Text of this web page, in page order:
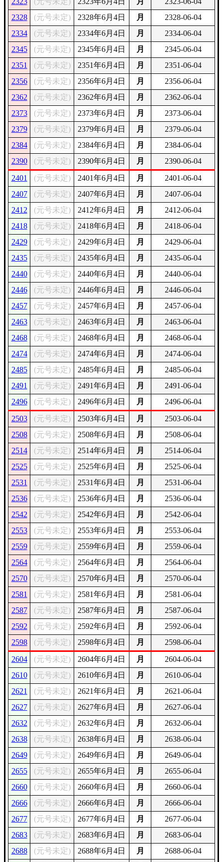
2328
(元号未定) 2328年6月4日 月
2328-06-04
2334
(元号未定) 2334年6月4日 月
2334-06-04
2345
(元号未定) 2345年6月4日 月
2345-06-04
2351
(元号未定) 2351年6月4日 月
2351-06-04
2356
(元号未定) 2356年6月4日 月
2356-06-04
2362
(元号未定) 2362年6月4日 月
2362-06-04
2373
(元号未定) 2373年6月4日 月
2373-06-04
2379
(元号未定) 2379年6月4日 月
2379-06-04
2384
(元号未定) 2384年6月4日 月
2384-06-04
2390
(元号未定) 2390年6月4日 月
2390-06-04
2401
(元号未定) 2401年6月4日 月
2401-06-04
2407
(元号未定) 2407年6月4日 月
2407-06-04
2412
(元号未定) 2412年6月4日 月
2412-06-04
2418
(元号未定) 2418年6月4日 月
2418-06-04
2429
(元号未定) 2429年6月4日 月
2429-06-04
2435
(元号未定) 2435年6月4日 月
2435-06-04
2440
(元号未定) 2440年6月4日 月
2440-06-04
2446
(元号未定) 2446年6月4日 月
2446-06-04
2457
(元号未定) 2457年6月4日 月
2457-06-04
2463
(元号未定) 2463年6月4日 月
2463-06-04
2468
(元号未定) 2468年6月4日 月
2468-06-04
2474
(元号未定) 2474年6月4日 月
2474-06-04
2485
(元号未定) 2485年6月4日 月
2485-06-04
2491
(元号未定) 2491年6月4日 月
2491-06-04
2496
(元号未定) 2496年6月4日 月
2496-06-04
2503
(元号未定) 2503年6月4日 月
2503-06-04
2508
(元号未定) 2508年6月4日 月
2508-06-04
2514
(元号未定) 2514年6月4日 月
2514-06-04
2525
(元号未定) 2525年6月4日 月
2525-06-04
2531
(元号未定) 2531年6月4日 月
2531-06-04
2536
(元号未定) 2536年6月4日 月
2536-06-04
2542
(元号未定) 2542年6月4日 月
2542-06-04
2553
(元号未定) 2553年6月4日 月
2553-06-04
2559
(元号未定) 2559年6月4日 月
2559-06-04
2564
(元号未定) 2564年6月4日 月
2564-06-04
2570
(元号未定) 2570年6月4日 月
2570-06-04
2581
(元号未定) 2581年6月4日 月
2581-06-04
2587
(元号未定) 2587年6月4日 月
2587-06-04
2592
(元号未定) 2592年6月4日 月
2592-06-04
2598
(元号未定) 2598年6月4日 月
2598-06-04
2604
(元号未定) 2604年6月4日 月
2604-06-04
2610
(元号未定) 2610年6月4日 月
2610-06-04
2621
(元号未定) 2621年6月4日 月
2621-06-04
2627
(元号未定) 2627年6月4日 月
2627-06-04
2632
(元号未定) 2632年6月4日 月
2632-06-04
2638
(元号未定) 2638年6月4日 月
2638-06-04
2649
(元号未定) 2649年6月4日 月
2649-06-04
2655
(元号未定) 2655年6月4日 月
2655-06-04
2660
(元号未定) 2660年6月4日 月
2660-06-04
2666
(元号未定) 2666年6月4日 月
2666-06-04
2677
(元号未定) 2677年6月4日 月
2677-06-04
2683
(元号未定) 2683年6月4日 月
2683-06-04
2688
(元号未定) 2688年6月4日 月
2688-06-04